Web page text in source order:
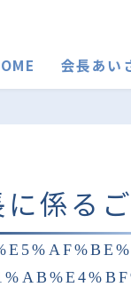
会長あい
係る